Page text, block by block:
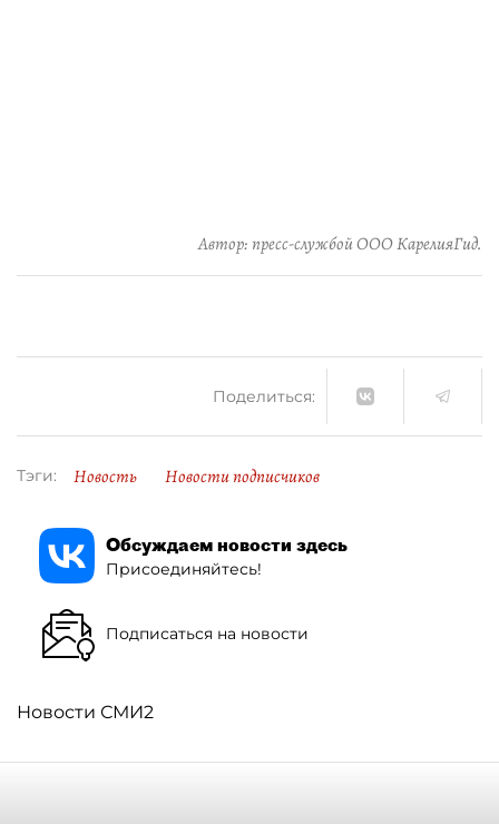
Автор: пресс-службой ООО КарелияГид.
Поделиться:
Тэги: Новость Новости подписчиков
Обсуждаем новости здесь
Присоединяйтесь!
Подписаться на новости
Новости СМИ2